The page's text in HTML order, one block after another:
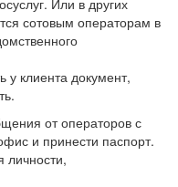
Или в других
сотовым операторам в
у клиента документ,
от операторов с
и принести паспорт.
личности,